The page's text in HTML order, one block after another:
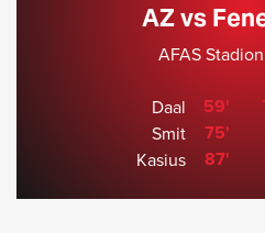
AZ vs
AFAS
Daal 59'
Smit 75'
Kasius 87'